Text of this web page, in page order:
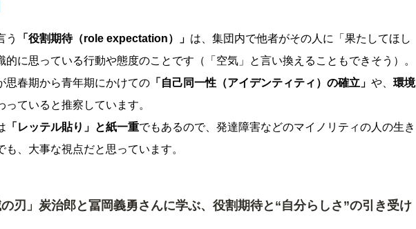
う 「役割期待（role expectation）」 は、集団内で他者がその人に「果たしてほし
的に思っている行動や態度のことです（「空気」と言い換えることもできそう）。
思春期から青年期にかけての 「自己同一性（アイデンティティ）の確立」 や、 環境
っていると推察しています。
「レッテル貼り」と紙一重でもあるので、発達障害などのマイノリティの人の生き
も、大事な視点だと思っています。
の刃」炭治郎と冨岡義勇さんに学ぶ、役割期待と“自分らしさ”の引き受け